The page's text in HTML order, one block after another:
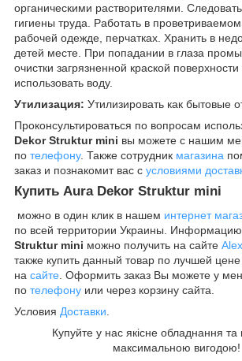
органическими растворителями.
гигиены труда. Работать в
рабочей одежде, перчатках. Хранить в
детей месте. При попадании в глаза
очистки загрязненной краской
использовать воду.
Утилизация: Утилизировать как бытовые
Проконсультироваться по вопросам
Dekor Struktur mini вы можете с нашим
по телефону. Также сотрудник магазина
заказ и познакомит вас с условиями
Купить Aura Dekor Struktur mini
можно в один клик в нашем интернет
по всей территории Украины.
Struktur mini можно получить на сайте
также купить данный товар по лучшей
на сайте . Оформить заказ Вы можете у
по телефону или через корзину сайта.
Условия Доставки
Купуйте у нас якісне обладнання та
максимальною вигодою!